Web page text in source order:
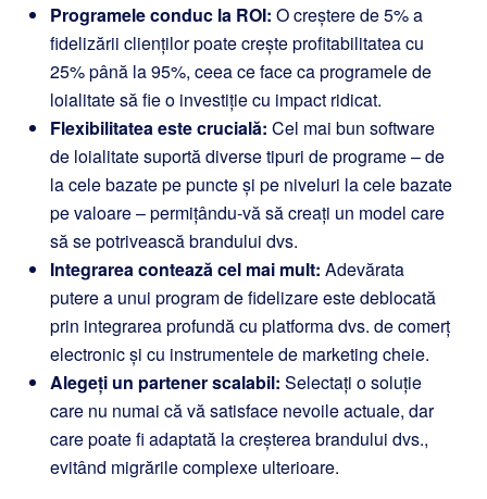
Programele conduc la ROI: O creștere de 5% a
fidelizării clienților poate crește profitabilitatea cu
25% până la 95%, ceea ce face ca programele de
loialitate să fie o investiție cu impact ridicat.
Flexibilitatea este crucială: Cel mai bun software
de loialitate suportă diverse tipuri de programe – de
la cele bazate pe puncte și pe niveluri la cele bazate
pe valoare – permițându-vă să creați un model care
să se potrivească brandului dvs.
Integrarea contează cel mai mult: Adevărata
putere a unui program de fidelizare este deblocată
prin integrarea profundă cu platforma dvs. de comerț
electronic și cu instrumentele de marketing cheie.
Alegeți un partener scalabil: Selectați o soluție
care nu numai că vă satisface nevoile actuale, dar
care poate fi adaptată la creșterea brandului dvs.,
evitând migrările complexe ulterioare.